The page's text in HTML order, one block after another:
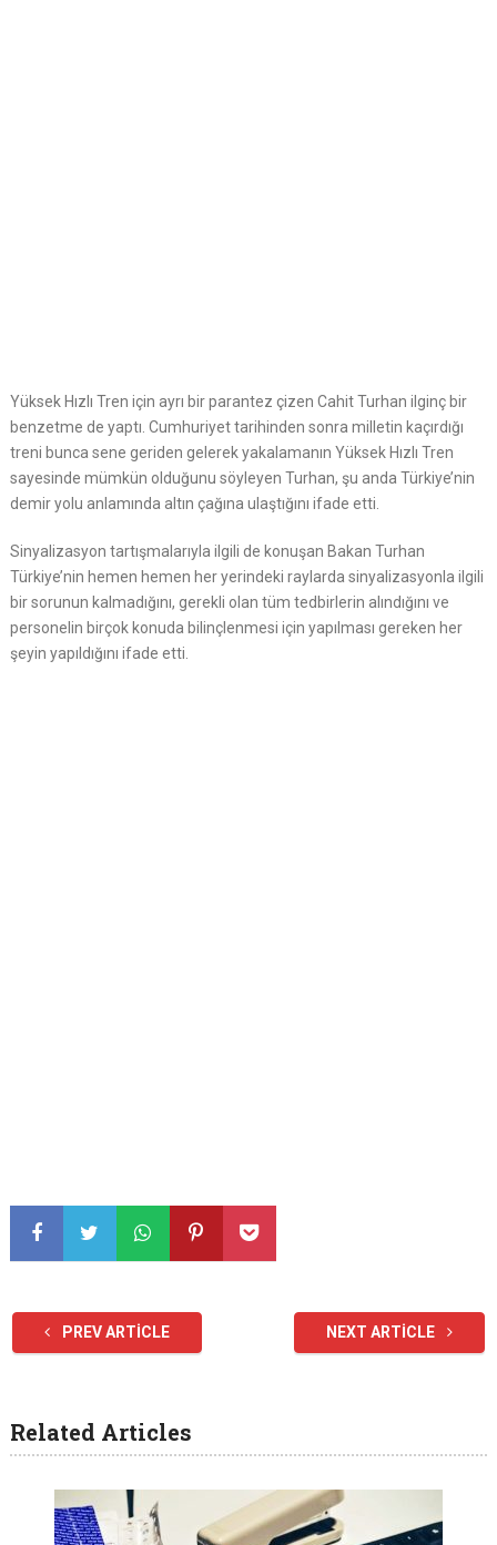
Yüksek Hızlı Tren için ayrı bir parantez çizen Cahit Turhan ilginç bir
benzetme de yaptı. Cumhuriyet tarihinden sonra milletin kaçırdığı
treni bunca sene geriden gelerek yakalamanın Yüksek Hızlı Tren
sayesinde mümkün olduğunu söyleyen Turhan, şu anda Türkiye’nin
demir yolu anlamında altın çağına ulaştığını ifade etti.
Sinyalizasyon tartışmalarıyla ilgili de konuşan Bakan Turhan
Türkiye’nin hemen hemen her yerindeki raylarda sinyalizasyonla ilgili
bir sorunun kalmadığını, gerekli olan tüm tedbirlerin alındığını ve
personelin birçok konuda bilinçlenmesi için yapılması gereken her
şeyin yapıldığını ifade etti.
PREV ARTICLE NEXT ARTICLE
Related Articles